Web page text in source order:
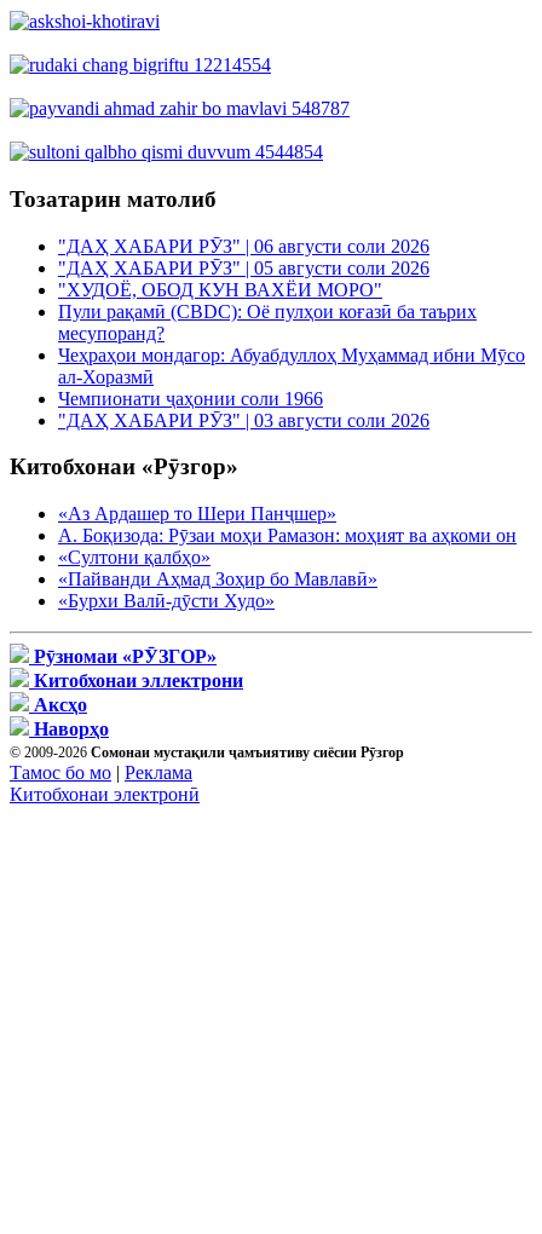
Тозатарин матолиб
"ДАҲ ХАБАРИ РӮЗ" | 06 августи соли 2026
"ДАҲ ХАБАРИ РӮЗ" | 05 августи соли 2026
"ХУДОЁ, ОБОД КУН ВАХЁИ МОРО"
Пули рақамӣ (CBDC): Оё пулҳои коғазӣ ба таърих
месупоранд?
Чеҳраҳои мондагор: Абуабдуллоҳ Муҳаммад ибни Мӯсо
ал-Хоразмӣ
Чемпионати ҷаҳонии соли 1966
"ДАҲ ХАБАРИ РӮЗ" | 03 августи соли 2026
Китобхонаи «Рӯзгор»
«Аз Ардашер то Шери Панҷшер»
А. Боқизода: Рӯзаи моҳи Рамазон: моҳият ва аҳкоми он
«Султони қалбҳо»
«Пайванди Аҳмад Зоҳир бо Мавлавӣ»
«Бурхи Валӣ-дӯсти Худо»
Рӯзномаи «РӮЗГОР»
Китобхонаи эллектрони
Аксҳо
Наворҳо
© 2009-2026 Сомонаи мустақили ҷамъиятиву сиёсии Рӯзгор
Тамос бо мо | Реклама
Китобхонаи электронӣ